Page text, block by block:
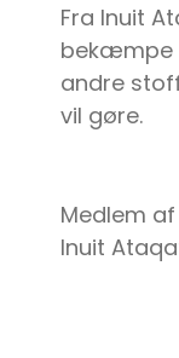
Fra Inuit
bekæmpe
andre
vil gøre.
Medlem
Inuit